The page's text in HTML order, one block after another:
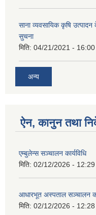
साना व्यवसायिक कृषि
सुचना
मिति: 04/21/2021 - 16:00
अन्य
ऐन, कानुन तथा
एम्बुलेन्स सञ्चालन कार्यविधि
मिति: 02/12/2026 - 12:29
आधारभूत अस्पताल सञ्चालन
मिति: 02/12/2026 - 12:28